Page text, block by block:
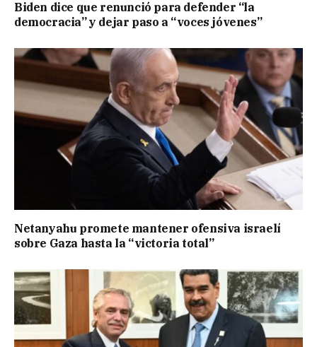
Biden dice que renunció para defender “la
democracia” y dejar paso a “voces jóvenes”
Netanyahu promete mantener ofensiva israelí
sobre Gaza hasta la “victoria total”